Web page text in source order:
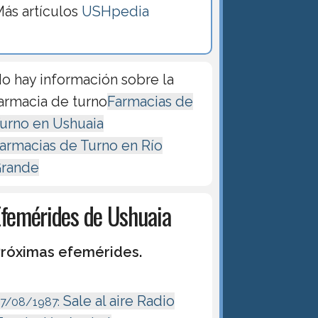
artículos USHpedia
hay información sobre la
de turnoFarmacias de
en Ushuaia
de Turno en Río
de Ushuaia
efemérides.
08/1987: Sale al aire Radio